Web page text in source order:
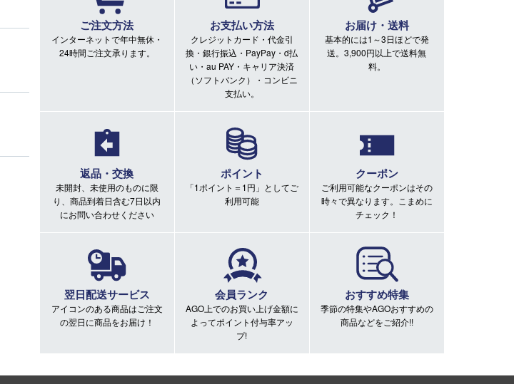
ご注文方法
インターネットで年中無休・
24時間ご注文承ります。
お支払い方法
クレジットカード・代金引
換・銀行振込・PayPay・d払
い・au PAY・キャリア決済
（ソフトバンク）・コンビニ
支払い。
お届け・送料
基本的には1～3日ほどで発
送。3,900円以上で送料無
料。
返品・交換
未開封、未使用のものに限
り、商品到着日含む7日以内
にお問い合わせください
ポイント
「1ポイント＝1円」としてご
利用可能
クーポン
ご利用可能なクーポンはその
時々で異なります。こまめに
チェック！
翌日配送サービス
アイコンのある商品はご注文
の翌日に商品をお届け！
会員ランク
AGO上でのお買い上げ金額に
よってポイント付与率アッ
プ!
おすすめ特集
季節の特集やAGOおすすめの
商品などをご紹介!!